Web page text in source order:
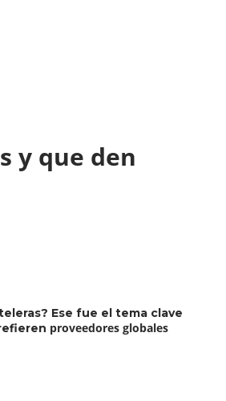
y que den
Ese fue el tema clave
proveedores globales